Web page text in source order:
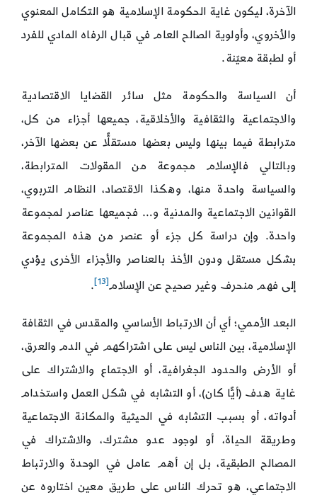
الآخرة، ليكون غاية الحكومة الإسلامية هو التكامل المعنوي
والأخروي، وأولوية الصالح العام في قبال الرفاه المادي للفرد
أو لطبقة معيّنة.
أن السياسة والحكومة مثل سائر القضايا الاقتصادية
والاجتماعية والثقافية والأخلاقية، جميعها أجزاء من كل،
مترابطة فيما بينها وليس بعضها مستقلًّا عن بعضها الآخر،
وبالتالي فالإسلام مجموعة من المقولات المترابطة،
والسياسة واحدة منها، وهكذا الاقتصاد، النظام التربوي،
القوانين الاجتماعية والمدنية و… فجميعها عناصر لمجموعة
واحدة. وإن دراسة كل جزء أو عنصر من هذه المجموعة
بشكل مستقل ودون الأخذ بالعناصر والأجزاء الأخرى يؤدي
إلى فهم منحرف وغير صحيح عن الإسلام[13]
.
البعد الأممي؛ أي أن الارتباط الأساسي والمقدس في الثقافة
الإسلامية، بين الناس ليس على اشتراكهم في الدم والعرق،
أو الأرض والحدود الجغرافية، أو الاجتماع والاشتراك على
غاية هدف (أيًّا كان)، أو التشابه في شكل العمل واستخدام
أدواته، أو بسبب التشابه في الحيثية والمكانة الاجتماعية
وطريقة الحياة، أو لوجود عدو مشترك، والاشتراك في
المصالح الطبقية، بل إن أهم عامل في الوحدة والارتباط
الاجتماعي، هو تحرك الناس على طريق معين اختاروه عن